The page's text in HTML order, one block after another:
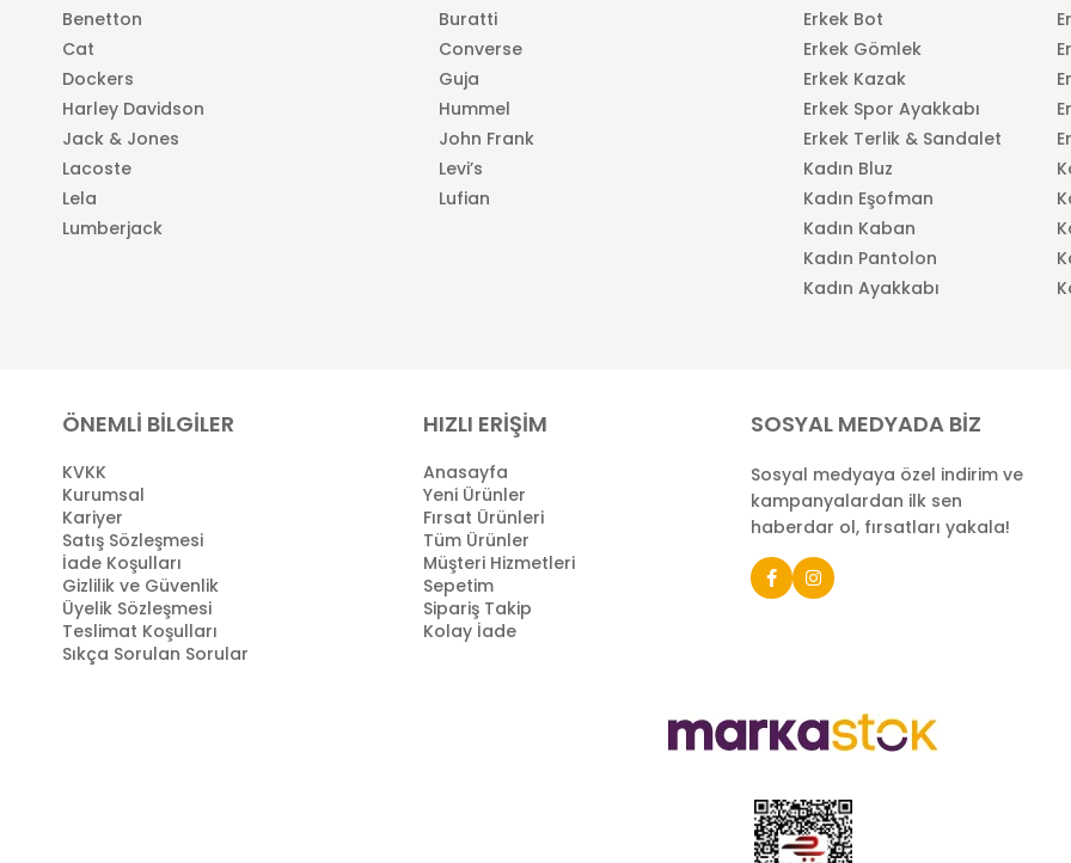
Benetton
Buratti
Cat
Converse
Dockers
Guja
Harley Davidson
Hummel
Jack & Jones
John Frank
Lacoste
Levi’s
Lela
Lufian
Lumberjack
Erkek Bot
Erkek Gömlek
Erkek Kazak
Erkek Spor Ayakkabı
Erkek Terlik & Sandalet
Kadın Bluz
Kadın Eşofman
Kadın Kaban
Kadın Pantolon
Kadın Ayakkabı
ÖNEMLİ BİLGİLER
KVKK
Kurumsal
Kariyer
Satış Sözleşmesi
İade Koşulları
Gizlilik ve Güvenlik
Üyelik Sözleşmesi
Teslimat Koşulları
Sıkça Sorulan Sorular
HIZLI ERİŞİM
Anasayfa
Yeni Ürünler
Fırsat Ürünleri
Tüm Ürünler
Müşteri Hizmetleri
Sepetim
Sipariş Takip
Kolay İade
SOSYAL MEDYADA BİZ
Sosyal medyaya özel indirim ve
kampanyalardan ilk sen
haberdar ol, fırsatları yakala!